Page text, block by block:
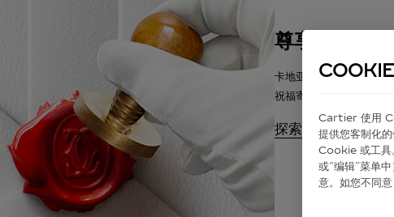
尊享包装艺术
卡地亚将提供悉心完成的
祝福寄语。
探索
Cartier 使⽤
提供您客制化
Cookie 或⼯具
或“编辑”菜单
意。如您不同